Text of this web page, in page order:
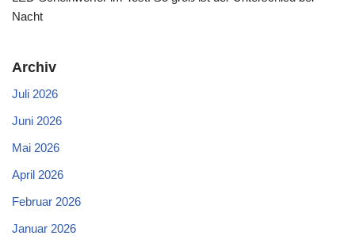
Nacht
Archiv
Juli 2026
Juni 2026
Mai 2026
April 2026
Februar 2026
Januar 2026